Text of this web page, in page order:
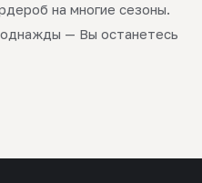
на многие сезоны.
— Вы останетесь